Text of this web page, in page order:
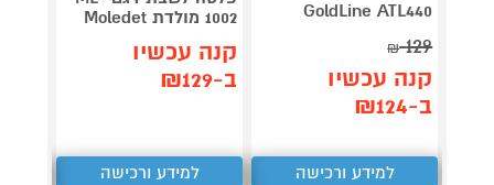
GoldLine ATL440
129
₪
קנה עכשיו
ב-₪124
למידע ורכישה
1002 מולדת Moledet
קנה עכשיו
ב-₪129
למידע ורכישה